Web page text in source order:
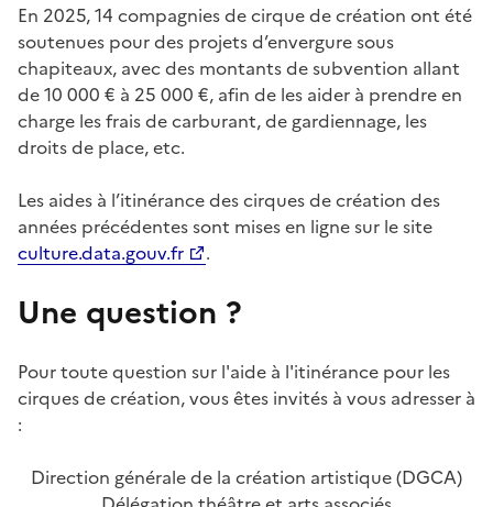
En 2025, 14 compagnies de cirque de création ont été
soutenues pour des projets d’envergure sous
chapiteaux, avec des montants de subvention allant
de 10 000 € à 25 000 €, afin de les aider à prendre en
charge les frais de carburant, de gardiennage, les
droits de place, etc.
Les aides à l’itinérance des cirques de création des
années précédentes sont mises en ligne sur le site
culture.data.gouv.fr
.
Une question ?
Pour toute question sur l'aide à l'itinérance pour les
cirques de création, vous êtes invités à vous adresser à
:
Direction générale de la création artistique (DGCA)